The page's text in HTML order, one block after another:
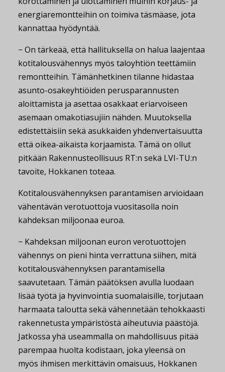
energiaremontteihin on toimiva täsmäase, jota
kannattaa hyödyntää.
− On tärkeää, että hallituksella on halua laajentaa
kotitalousvähennys myös taloyhtiön teettämiin
remontteihin. Tämänhetkinen tilanne hidastaa
asunto-osakeyhtiöiden perusparannusten
aloittamista ja asettaa osakkaat eriarvoiseen
asemaan omakotiasujiin nähden. Muutoksella
edistettäisiin sekä asukkaiden yhdenvertaisuutta
että oikea-aikaista korjaamista. Tämä on ollut
pitkään Rakennusteollisuus RT:n sekä LVI-TU:n
tavoite, Hokkanen toteaa.
Kotitalousvähennyksen parantamisen arvioidaan
vähentävän verotuottoja vuositasolla noin
kahdeksan miljoonaa euroa.
− Kahdeksan miljoonan euron verotuottojen
vähennys on pieni hinta verrattuna siihen, mitä
kotitalousvähennyksen parantamisella
saavutetaan. Tämän päätöksen avulla luodaan
lisää työtä ja hyvinvointia suomalaisille, torjutaan
harmaata taloutta sekä vähennetään tehokkaasti
rakennetusta ympäristöstä aiheutuvia päästöjä.
Jatkossa yhä useammalla on mahdollisuus pitää
parempaa huolta kodistaan, joka yleensä on
myös ihmisen merkittävin omaisuus, Hokkanen